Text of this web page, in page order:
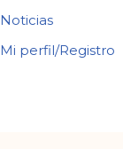
Noticias
Mi perfil/Registro